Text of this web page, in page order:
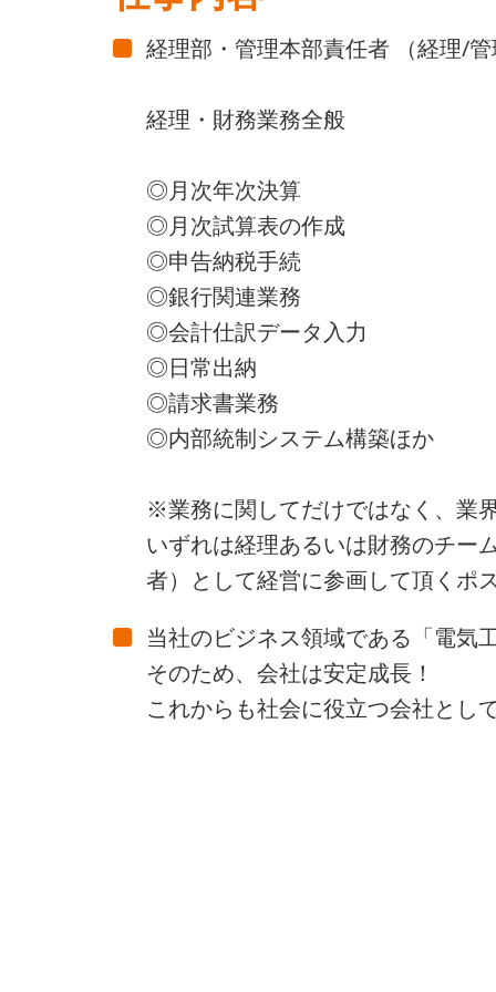
経理部・管理本部責任者 （経理/
経理・財務業務全般
◎月次年次決算
◎月次試算表の作成
◎申告納税手続
◎銀行関連業務
◎会計仕訳データ入力
◎日常出納
◎請求書業務
◎内部統制システム構築ほか
※業務に関してだけではなく、業
いずれは経理あるいは財務のチー
者）として経営に参画して頂くポ
当社のビジネス領域である「電気
そのため、会社は安定成長！
これからも社会に役立つ会社とし